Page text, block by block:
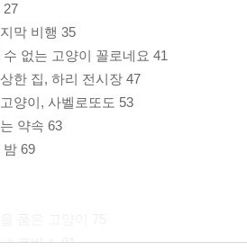
27
막 비행 35
없는 고양이 꼴로네요 41
한 집, 하리 전시장 47
양이, 사벨로또도 53
약속 63
밤 69
르바스 81